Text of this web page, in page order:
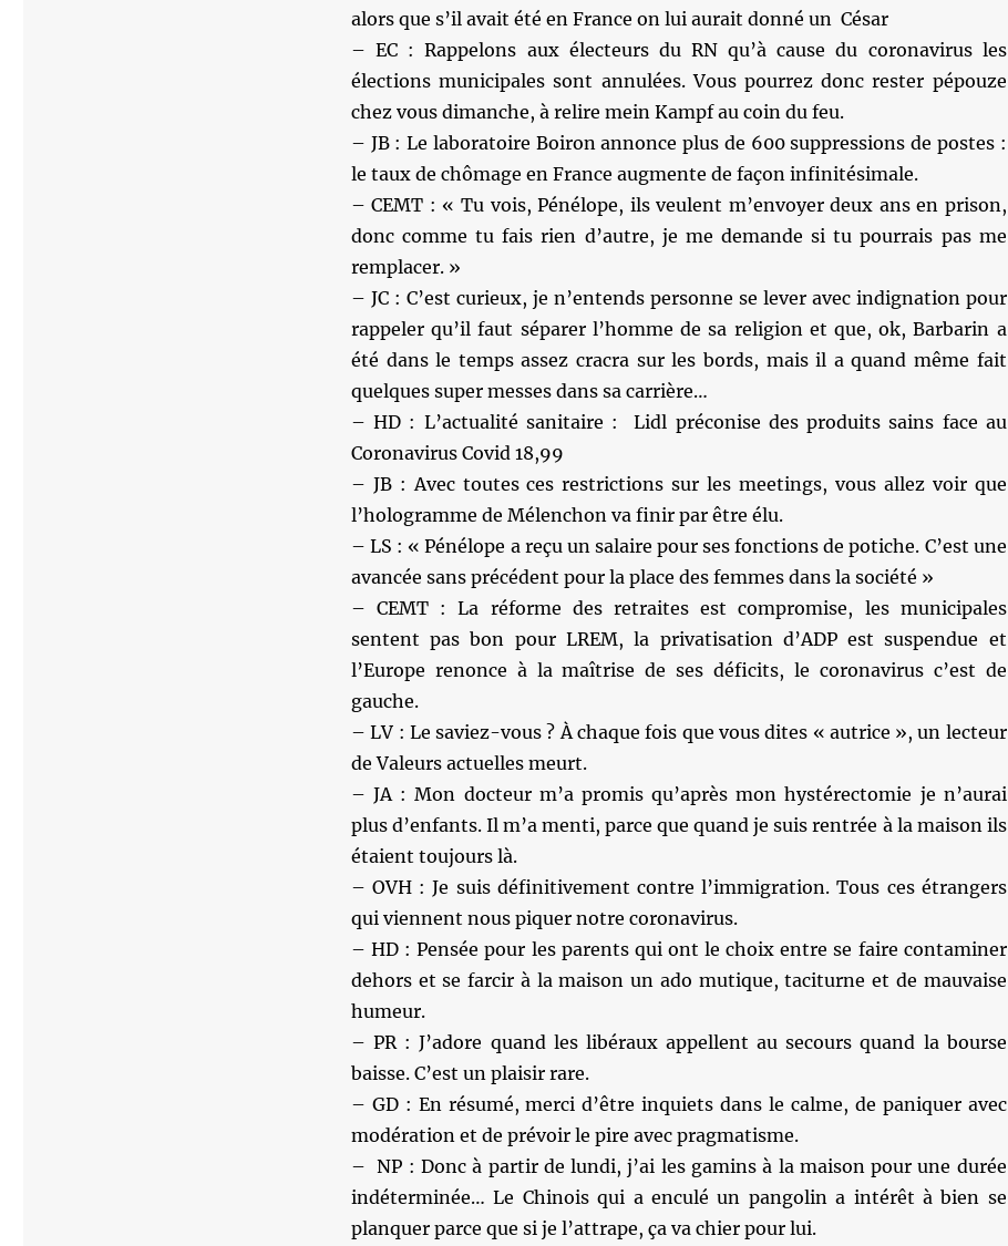
alors que s’il avait été en France on lui aurait donné un César
– EC : Rappelons aux électeurs du RN qu’à cause du coronavirus les
élections municipales sont annulées. Vous pourrez donc rester pépouze
chez vous dimanche, à relire mein Kampf au coin du feu.
– JB : Le laboratoire Boiron annonce plus de 600 suppressions de postes :
le taux de chômage en France augmente de façon infinitésimale.
– CEMT : « Tu vois, Pénélope, ils veulent m’envoyer deux ans en prison,
donc comme tu fais rien d’autre, je me demande si tu pourrais pas me
remplacer. »
– JC : C’est curieux, je n’entends personne se lever avec indignation pour
rappeler qu’il faut séparer l’homme de sa religion et que, ok, Barbarin a
été dans le temps assez cracra sur les bords, mais il a quand même fait
quelques super messes dans sa carrière…
– HD : L’actualité sanitaire : Lidl préconise des produits sains face au
Coronavirus Covid 18,99
– JB : Avec toutes ces restrictions sur les meetings, vous allez voir que
l’hologramme de Mélenchon va finir par être élu.
– LS : « Pénélope a reçu un salaire pour ses fonctions de potiche. C’est une
avancée sans précédent pour la place des femmes dans la société »
– CEMT : La réforme des retraites est compromise, les municipales
sentent pas bon pour LREM, la privatisation d’ADP est suspendue et
l’Europe renonce à la maîtrise de ses déficits, le coronavirus c’est de
gauche.
– LV : Le saviez-vous ? À chaque fois que vous dites « autrice », un lecteur
de Valeurs actuelles meurt.
– JA : Mon docteur m’a promis qu’après mon hystérectomie je n’aurai
plus d’enfants. Il m’a menti, parce que quand je suis rentrée à la maison ils
étaient toujours là.
– OVH : Je suis définitivement contre l’immigration. Tous ces étrangers
qui viennent nous piquer notre coronavirus.
– HD : Pensée pour les parents qui ont le choix entre se faire contaminer
dehors et se farcir à la maison un ado mutique, taciturne et de mauvaise
humeur.
– PR : J’adore quand les libéraux appellent au secours quand la bourse
baisse. C’est un plaisir rare.
– GD : En résumé, merci d’être inquiets dans le calme, de paniquer avec
modération et de prévoir le pire avec pragmatisme.
– NP : Donc à partir de lundi, j’ai les gamins à la maison pour une durée
indéterminée… Le Chinois qui a enculé un pangolin a intérêt à bien se
planquer parce que si je l’attrape, ça va chier pour lui.